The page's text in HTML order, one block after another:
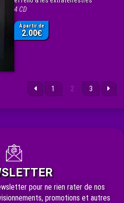
4 CD
À partir de
2.00€
1 2 3
pour ne rien rater de nos
promotions et autres